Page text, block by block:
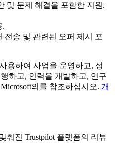
및 문제 해결을 포함한 지원.
.
전송 및 관련된 오퍼 제시 포
용하여 사업을 운영하고, 성
하고, 인력을 개발하고, 연구
의를 참조하십시오. 개
춰진 Trustpilot 플랫폼의 리뷰